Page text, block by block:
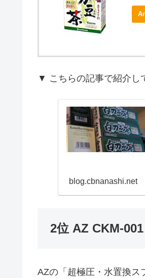
▼ こちらの記事で紹介し
blog.cbnanashi.net
2位 AZ CKM-
AZの「超極圧・水置換ス